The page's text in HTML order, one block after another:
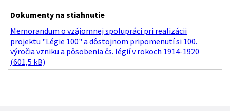
Dokumenty na stiahnutie
Memorandum o vzájomnej spolupráci pri realizácii
projektu "Légie 100" a dôstojnom pripomenutí si 100.
výročia vzniku a pôsobenia čs. légií v rokoch 1914-1920
(601,5 kB)